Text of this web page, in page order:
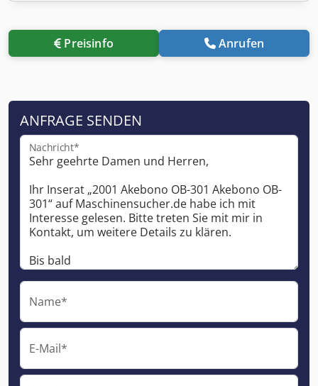
Preisinfo Anrufen
ANFRAGE SENDEN
Nachricht*
Name*
E-Mail*